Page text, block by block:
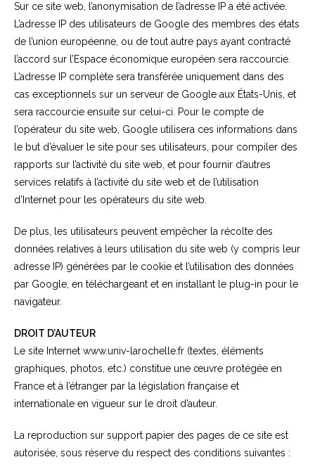
Sur ce site web, l’anonymisation de l’adresse IP a été activée.
L’adresse IP des utilisateurs de Google des membres des états
de l’union européenne, ou de tout autre pays ayant contracté
l’accord sur l’Espace économique européen sera raccourcie.
L’adresse IP complète sera transférée uniquement dans des
cas exceptionnels sur un serveur de Google aux États-Unis, et
sera raccourcie ensuite sur celui-ci. Pour le compte de
l’opérateur du site web, Google utilisera ces informations dans
le but d’évaluer le site pour ses utilisateurs, pour compiler des
rapports sur l’activité du site web, et pour fournir d’autres
services relatifs à l’activité du site web et de l’utilisation
d’Internet pour les opérateurs du site web.
De plus, les utilisateurs peuvent empêcher la récolte des
données relatives à leurs utilisation du site web (y compris leur
adresse IP) générées par le cookie et l’utilisation des données
par Google, en téléchargeant et en installant le plug-in pour le
navigateur.
DROIT D’AUTEUR
Le site Internet www.univ-larochelle.fr (textes, éléments
graphiques, photos, etc.) constitue une œuvre protégée en
France et à l’étranger par la législation française et
internationale en vigueur sur le droit d’auteur.
La reproduction sur support papier des pages de ce site est
autorisée, sous réserve du respect des conditions suivantes :